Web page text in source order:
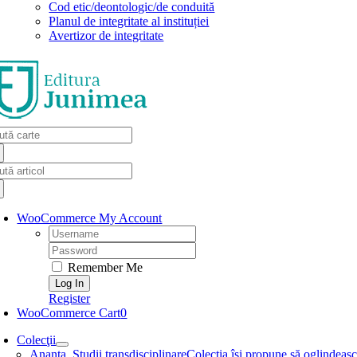
Cod etic/deontologic/de conduită
Planul de integritate al instituției
Avertizor de integritate
WooCommerce My Account
Username:
Password:
Remember Me
Register
WooCommerce Cart0
Colecţii
Ananta. Studii transdisciplinareColecţia își propune să